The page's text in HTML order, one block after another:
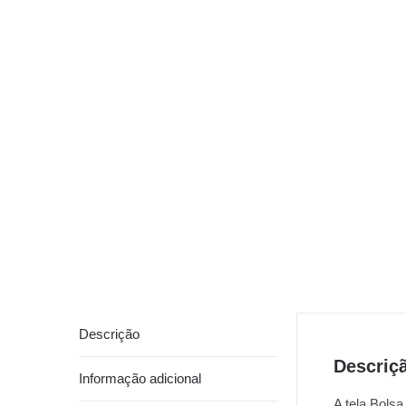
Descrição
Informação adicional